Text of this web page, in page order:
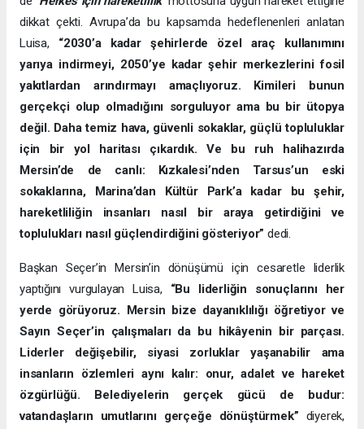
dikkat çekti. Avrupa’da bu kapsamda hedeflenenleri anlatan
Luisa, “2030’a kadar şehirlerde özel araç kullanımını
yarıya indirmeyi, 2050’ye kadar şehir merkezlerini fosil
yakıtlardan arındırmayı amaçlıyoruz. Kimileri bunun
gerçekçi olup olmadığını sorguluyor ama bu bir ütopya
değil. Daha temiz hava, güvenli sokaklar, güçlü topluluklar
için bir yol haritası çıkardık. Ve bu ruh halihazırda
Mersin’de de canlı: Kızkalesi’nden Tarsus’un eski
sokaklarına, Marina’dan Kültür Park’a kadar bu şehir,
hareketliliğin insanları nasıl bir araya getirdiğini ve
toplulukları nasıl güçlendirdiğini gösteriyor” dedi.
Başkan Seçer’in Mersin’in dönüşümü için cesaretle liderlik
yaptığını vurgulayan Luisa, “Bu liderliğin sonuçlarını her
yerde görüyoruz. Mersin bize dayanıklılığı öğretiyor ve
Sayın Seçer’in çalışmaları da bu hikâyenin bir parçası.
Liderler değişebilir, siyasi zorluklar yaşanabilir ama
insanların özlemleri aynı kalır: onur, adalet ve hareket
özgürlüğü. Belediyelerin gerçek gücü de budur:
vatandaşların umutlarını gerçeğe dönüştürmek” diyerek,